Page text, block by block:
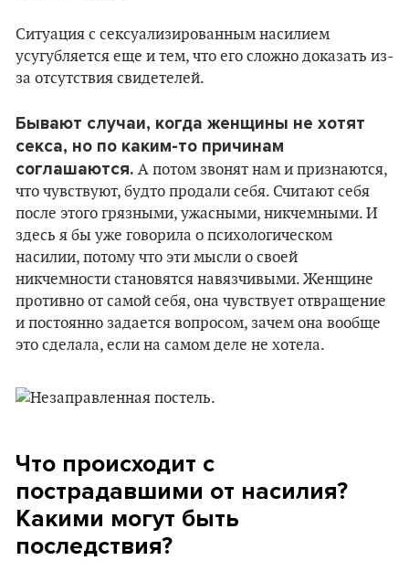
Ситуация с сексуализированным насилием
усугубляется еще и тем, что его сложно доказать из-
за отсутствия свидетелей.
Бывают случаи, когда женщины не хотят
секса, но по каким-то причинам
соглашаются. А потом звонят нам и признаются,
что чувствуют, будто продали себя. Считают себя
после этого грязными, ужасными, никчемными. И
здесь я бы уже говорила о психологическом
насилии, потому что эти мысли о своей
никчемности становятся навязчивыми. Женщине
противно от самой себя, она чувствует отвращение
и постоянно задается вопросом, зачем она вообще
это сделала, если на самом деле не хотела.
Что происходит с
пострадавшими от насилия?
Какими могут быть
последствия?